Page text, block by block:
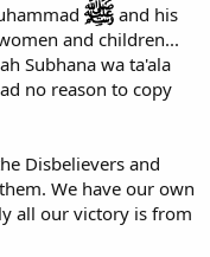
and his
and children...
Subhana wa ta'ala
no reason to copy
Disbelievers and
We have our own
all our victory is from